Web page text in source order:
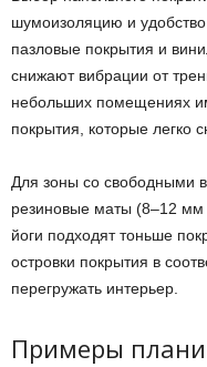
шумоизоляцию и
пазловые покрытия и
снижают вибрации от
небольших помещениях
покрытия, которые легко
Для зоны со свободными
резиновые маты (8–12 мм
йоги подходят тоньше
островки покрытия в
перегружать интерьер.
Примеры